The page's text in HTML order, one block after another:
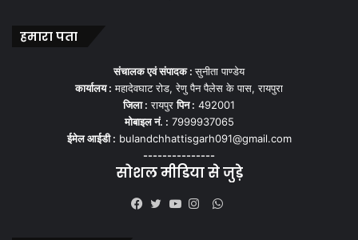
हमारा पता
संचालक एवं संपादक :सुनीता पाण्डेय
कार्यालय : महादेवघाट रोड, रेणु पैन पैलेस के पास, रायपुरा
जिला : रायपुरपिन : 492001
मोबाइल नं. : 7999937065
ईमेल आईडी : bulandchhattisgarh091@gmail.com
---------------
सोशल मीडिया से जुड़े
WhatsApp